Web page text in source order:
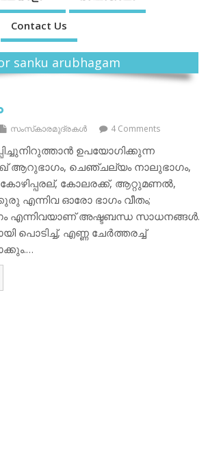
Contact Us
sanku arubhagam
സംസ്‌കാരമുദ്രകള്‍ 4 Comments
ഉപയോഗിക്കുന്ന
ആറുഭാഗം, ചെഞ്ചല്യം നാലുഭാഗം,
കോലരക്ക്, ആറ്റുമണല്‍,
എന്നിവ ഓരോ ഭാഗം വീതം;
എന്നിവയാണ് അഷ്ടബന്ധ സാധനങ്ങള്‍.
പൊടിച്ച്, എണ്ണ ചേര്‍ത്തരച്ച്